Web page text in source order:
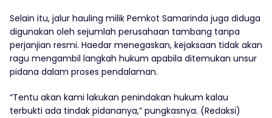
Selain itu, jalur hauling milik Pemkot Samarinda juga diduga
digunakan oleh sejumlah perusahaan tambang tanpa
perjanjian resmi. Haedar menegaskan, kejaksaan tidak akan
ragu mengambil langkah hukum apabila ditemukan unsur
pidana dalam proses pendalaman.
“Tentu akan kami lakukan penindakan hukum kalau
terbukti ada tindak pidananya,” pungkasnya. (Redaksi)